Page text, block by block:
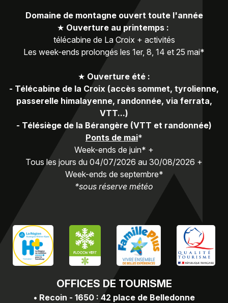
OFFICES DE TOURISME
• Recoin - 1650 : 42 place de Belledonne
Domaine de montagne ouvert toute l'année
★ Ouverture au printemps :
télécabine de La Croix + activités
Les week-ends prolongés les 1er, 8, 14 et 25 mai*
★ Ouverture été :
- Télécabine de la Croix (accès sommet, tyrolienne,
passerelle himalayenne, randonnée, via ferrata,
VTT...)
- Télésiège de la Bérangère (VTT et randonnée)
Ponts de mai*
Week-ends de juin* +
Tous les jours du 04/07/2026 au 30/08/2026 +
Week-ends de septembre*
*sous réserve météo